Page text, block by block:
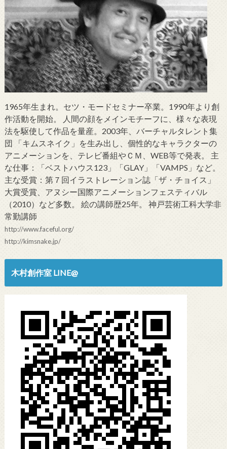
1965年生まれ。セツ・モードセミナー卒業。1990年より創
作活動を開始。 人間の顔をメインモチーフに、様々な表現
法を駆使して作品を量産。2003年、バーチャルタレント集
団 「キムスネイク」を生み出し、個性的なキャラクターの
アニメーションを、テレビ番組やＣＭ、WEB等で発表。 主
な仕事：「ベストハウス123」「GLAY」「VAMPS」など。
主な受賞：第７回イラストレーション誌「ザ・チョイス」
大賞受賞、アヌシー国際アニメーションフェスティバル
（2010）など多数。 絵の講師歴25年。 神戸芸術工科大学非
常勤講師
http://www.faceful.org/
http://kimsnake.jp/
木村創作室 LINE@